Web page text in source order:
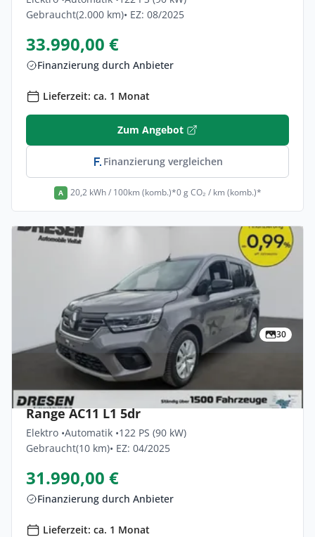
Gebraucht(2.000 km)• EZ: 08/2025
33.990,00 €
Finanzierung durch Anbieter
Lieferzeit: ca. 1 Monat
Zum Angebot
Finanzierung vergleichen
A 20,2 kWh / 100km (komb.)*0 g CO₂ / km (komb.)*
30
Privat & Gewerbe
Renault Kangoo-e-tech Equilibre Comfort
Range AC11 L1 5dr
Elektro •Automatik •122 PS (90 kW)
Gebraucht(10 km)• EZ: 04/2025
31.990,00 €
Finanzierung durch Anbieter
Lieferzeit: ca. 1 Monat